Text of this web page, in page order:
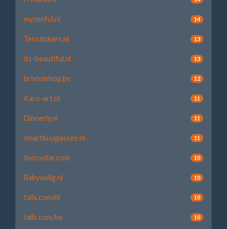
myzenful.nl 14
Tenstickers.nl 13
its-beautiful.nl 13
bristolshop.be 12
Karo-art.nl 11
Dinnerly.nl 11
smartbuyglasses.nl 11
Iberostar.com 10
Babyveilig.nl 10
tails.com/nl 10
tails.com/be 10